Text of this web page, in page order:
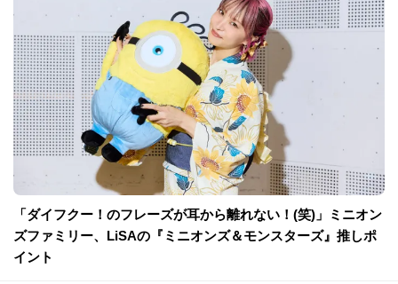
「ダイフクー！のフレーズが耳から離れない！(笑)」ミニオン
ズファミリー、LiSAの『ミニオンズ＆モンスターズ』推しポ
イント